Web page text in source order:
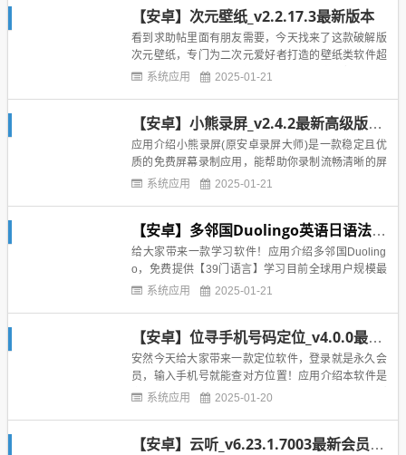
译功能－基础功能：刷微博、看视频、点赞、图评等
全部功能－热门微博：热门...
【安卓】次元壁纸_v2.2.17.3最新版本
看到求助帖里面有朋友需要，今天找来了这款破解版
次元壁纸，专门为二次元爱好者打造的壁纸类软件超
多高清无水印壁纸，支持搜索涵盖的内容也超级多，
址https://ws28.cn/f/3wiylxg5los_v2...
系统应用 2025-01-21
【安卓】小熊录屏_v2.4.2最新高级版本，安装就是会员
应用介绍小熊录屏(原安卓录屏大师)是一款稳定且优
质的免费屏幕录制应用，能帮助你录制流畅清晰的屏
幕视频。 小熊录屏功能丰富，无需root即可使用，让
t，无录制时长限制高质量的视频：支持录制1080P，
12Mb...
系统应用 2025-01-21
【安卓】多邻国Duolingo英语日语法语_v4.90.2最新高级版本
给大家带来一款学习软件！应用介绍多邻国Duoling
o，免费提供【39门语言】学习目前全球用户规模最
大，app store 100+国家下载量排名第一的语言学习a
爱尔兰语，挪威语，夏威夷语，斯瓦西里语等），...
系统应用 2025-01-21
【安卓】位寻手机号码定位_v4.0.0最新会员版本
安然今天给大家带来一款定位软件，登录就是永久会
员，输入手机号就能查对方位置！应用介绍本软件是
专为亲友和情侣设计的共享位置软件(需要获得双方授
你定位照顾老人、守护孩子、时刻守护另一半，还能
系统应用 2025-01-20
【安卓】云听_v6.23.1.7003最新会员版本